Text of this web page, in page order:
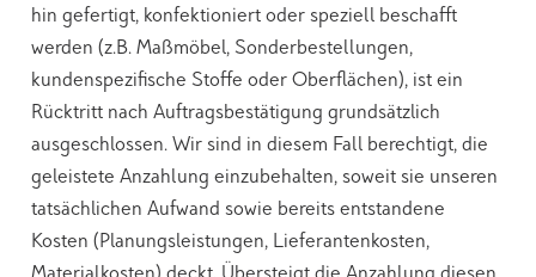
hin gefertigt, konfektioniert oder speziell beschafft
werden (z.B. Maßmöbel, Sonderbestellungen,
kundenspezifische Stoffe oder Oberflächen), ist ein
Rücktritt nach Auftragsbestätigung grundsätzlich
ausgeschlossen. Wir sind in diesem Fall berechtigt, die
geleistete Anzahlung einzubehalten, soweit sie unseren
tatsächlichen Aufwand sowie bereits entstandene
Kosten (Planungsleistungen, Lieferantenkosten,